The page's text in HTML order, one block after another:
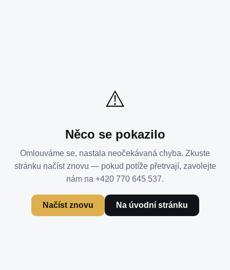
⚠️
Něco se pokazilo
Omlouváme se, nastala neočekávaná chyba. Zkuste
stránku načíst znovu — pokud potíže přetrvají, zavolejte
nám na +420 770 645 537.
Načíst znovu Na úvodní stránku